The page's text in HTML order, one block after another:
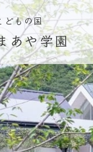
どもの国
あや学園